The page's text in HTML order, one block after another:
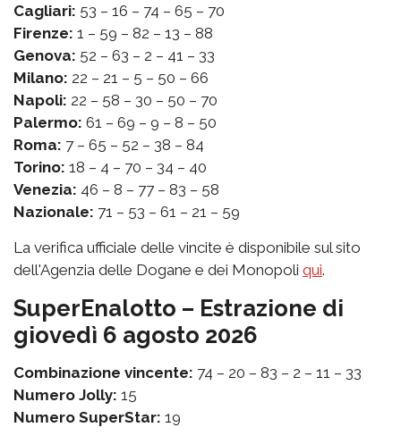
Cagliari: 53 – 16 – 74 – 65 – 70
Firenze: 1 – 59 – 82 – 13 – 88
Genova: 52 – 63 – 2 – 41 – 33
Milano: 22 – 21 – 5 – 50 – 66
Napoli: 22 – 58 – 30 – 50 – 70
Palermo: 61 – 69 – 9 – 8 – 50
Roma: 7 – 65 – 52 – 38 – 84
Torino: 18 – 4 – 70 – 34 – 40
Venezia: 46 – 8 – 77 – 83 – 58
Nazionale: 71 – 53 – 61 – 21 – 59
La verifica ufficiale delle vincite è disponibile sul sito
dell'Agenzia delle Dogane e dei Monopoli qui.
SuperEnalotto – Estrazione di
giovedì 6 agosto 2026
Combinazione vincente: 74 – 20 – 83 – 2 – 11 – 33
Numero Jolly: 15
Numero SuperStar: 19